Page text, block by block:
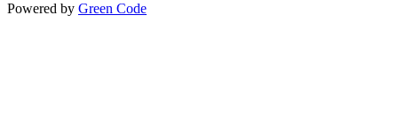
Powered by Green Code